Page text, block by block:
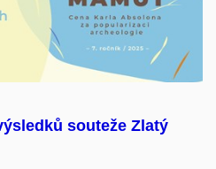
souteže Zlatý